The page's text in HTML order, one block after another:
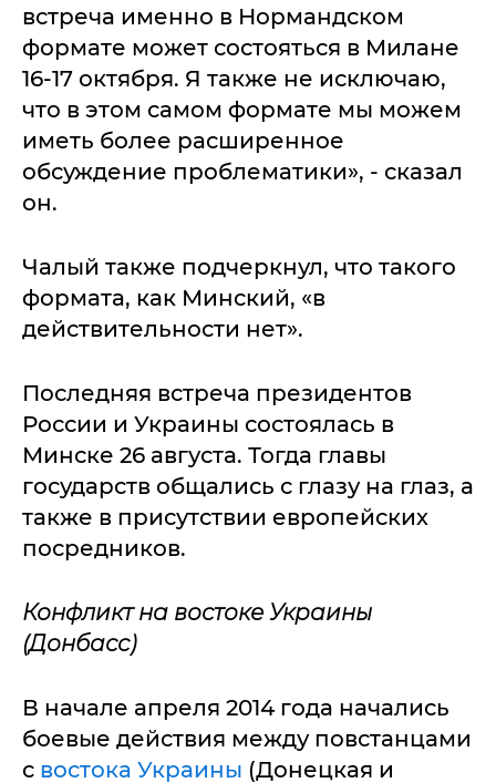
встреча именно в Нормандском
формате может состояться в Милане
16-17 октября. Я также не исключаю,
что в этом самом формате мы можем
иметь более расширенное
обсуждение проблематики», - сказал
он.
Чалый также подчеркнул, что такого
формата, как Минский, «в
действительности нет».
Последняя встреча президентов
России и Украины состоялась в
Минске 26 августа. Тогда главы
государств общались с глазу на глаз, а
также в присутствии европейских
посредников.
Конфликт на востоке Украины
(Донбасс)
В начале апреля 2014 года начались
боевые действия между повстанцами
с востока Украины (Донецкая и